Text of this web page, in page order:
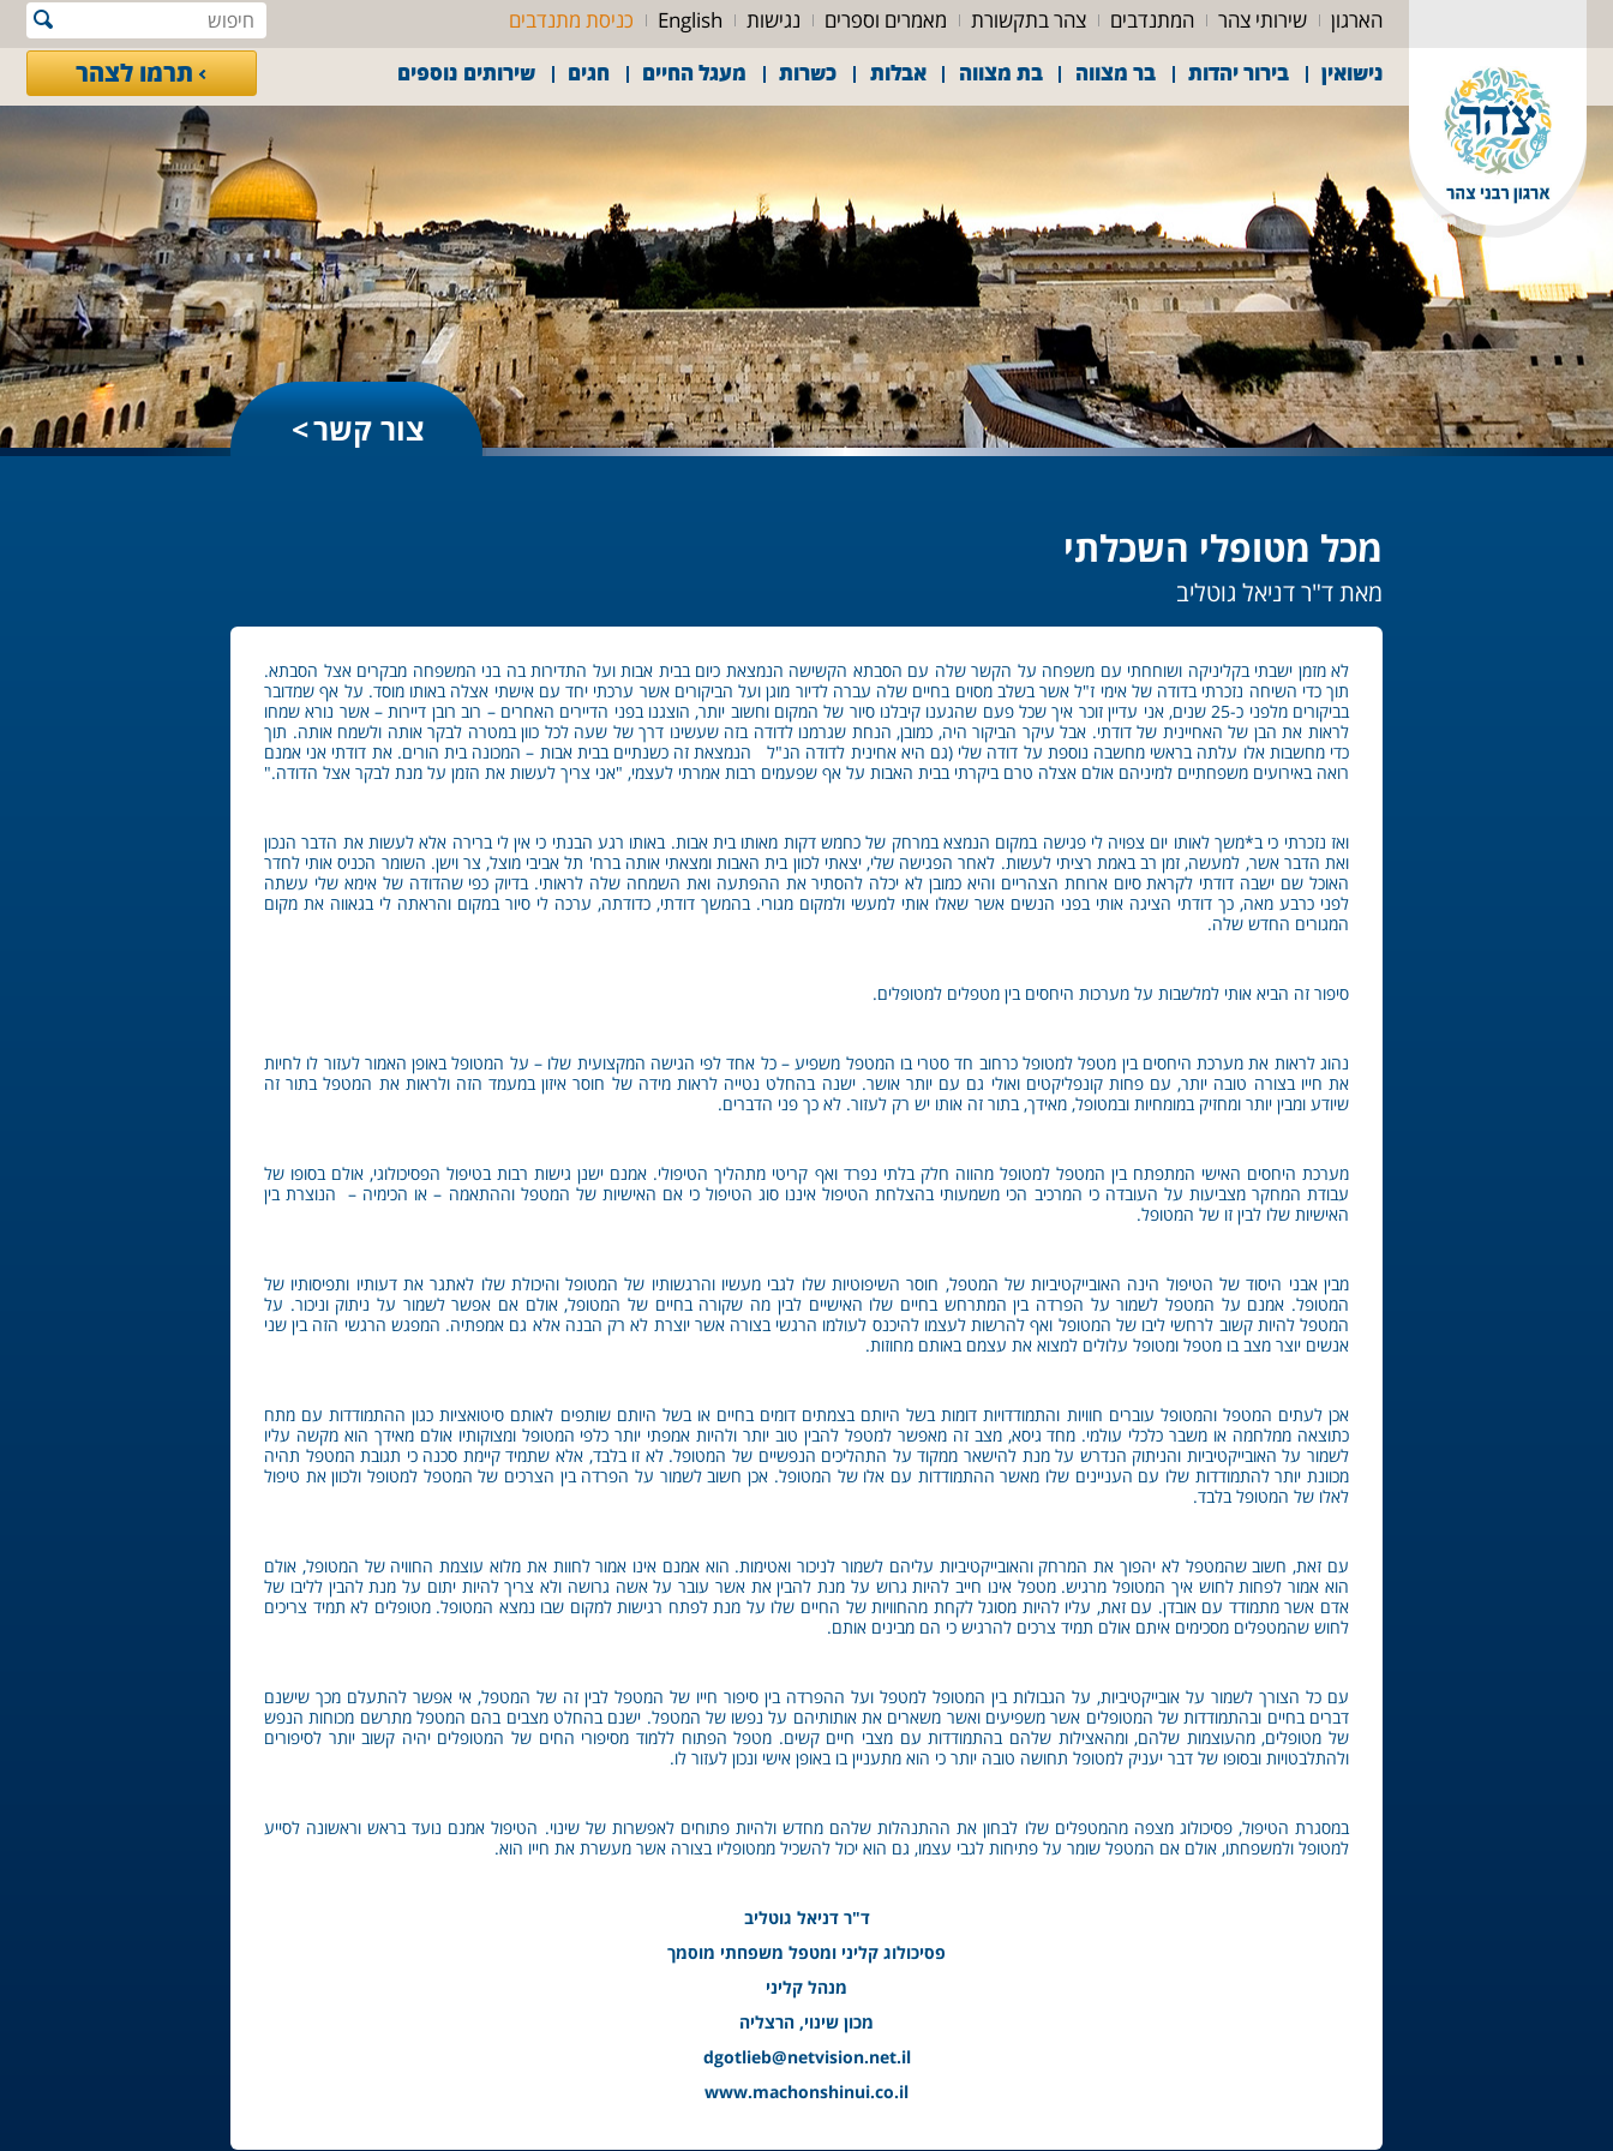
הארגון שירותי צהר המתנדבים צהר בתקשורת מאמרים וספרים נגישות English
כניסת מתנדבים
נישואין
בירור יהדות בר מצווה בת מצווה אבלות כשרות מעגל החיים חגים שירותים נוספים תרמו לצהר
צור קשר
מכל מטופלי השכלתי
מאת ד"ר דניאל גוטליב
לא מזמן ישבתי בקליניקה ושוחחתי עם משפחה על הקשר שלה עם הסבתא הקשישה הנמצאת כיום בבית אבות ועל התדירות בה בני המשפחה מבקרים אצל הסבתא.
תוך כדי השיחה נזכרתי בדודה של אימי ז"ל אשר בשלב מסוים בחיים שלה עברה לדיור מוגן ועל הביקורים אשר ערכתי יחד עם אישתי אצלה באותו מוסד. על אף שמדובר
בביקורים מלפני כ-25 שנים, אני עדיין זוכר איך שכל פעם שהגענו קיבלנו סיור של המקום וחשוב יותר, הוצגנו בפני הדיירים האחרים – רוב רובן דיירות – אשר נורא שמחו
לראות את הבן של האחיינית של דודתי. אבל עיקר הביקור היה, כמובן, הנחת שגרמנו לדודה בזה שעשינו דרך של שעה לכל כוון במטרה לבקר אותה ולשמח אותה. תוך
כדי מחשבות אלו עלתה בראשי מחשבה נוספת על דודה שלי (גם היא אחינית לדודה הנ"ל הנמצאת זה כשנתיים בבית אבות – המכונה בית הורים. את דודתי אני אמנם
רואה באירועים משפחתיים למיניהם אולם אצלה טרם ביקרתי בבית האבות על אף שפעמים רבות אמרתי לעצמי, "אני צריך לעשות את הזמן על מנת לבקר אצל הדודה."
ואז נזכרתי כי ב*משך לאותו יום צפויה לי פגישה במקום הנמצא במרחק של כחמש דקות מאותו בית אבות. באותו רגע הבנתי כי אין לי ברירה אלא לעשות את הדבר הנכון
ואת הדבר אשר, למעשה, זמן רב באמת רציתי לעשות. לאחר הפגישה שלי, יצאתי לכוון בית האבות ומצאתי אותה ברח' תל אביבי מוצל, צר וישן. השומר הכניס אותי לחדר
האוכל שם ישבה דודתי לקראת סיום ארוחת הצהריים והיא כמובן לא יכלה להסתיר את ההפתעה ואת השמחה שלה לראותי. בדיוק כפי שהדודה של אימא שלי עשתה
לפני כרבע מאה, כך דודתי הציגה אותי בפני הנשים אשר שאלו אותי למעשי ולמקום מגורי. בהמשך דודתי, כדודתה, ערכה לי סיור במקום והראתה לי בגאווה את מקום
המגורים החדש שלה.
סיפור זה הביא אותי למלשבות על מערכות היחסים בין מטפלים למטופלים.
נהוג לראות את מערכת היחסים בין מטפל למטופל כרחוב חד סטרי בו המטפל משפיע – כל אחד לפי הגישה המקצועית שלו – על המטופל באופן האמור לעזור לו לחיות
את חייו בצורה טובה יותר, עם פחות קונפליקטים ואולי גם עם יותר אושר. ישנה בהחלט נטייה לראות מידה של חוסר איזון במעמד הזה ולראות את המטפל בתור זה
שיודע ומבין יותר ומחזיק במומחיות ובמטופל, מאידך, בתור זה אותו יש רק לעזור. לא כך פני הדברים.
מערכת היחסים האישי המתפתח בין המטפל למטופל מהווה חלק בלתי נפרד ואף קריטי מתהליך הטיפולי. אמנם ישנן גישות רבות בטיפול הפסיכולוגי, אולם בסופו של
עבודת המחקר מצביעות על העובדה כי המרכיב הכי משמעותי בהצלחת הטיפול איננו סוג הטיפול כי אם האישיות של המטפל וההתאמה – או הכימיה – הנוצרת בין
האישיות שלו לבין זו של המטופל.
מבין אבני היסוד של הטיפול הינה האובייקטיביות של המטפל, חוסר השיפוטיות שלו לגבי מעשיו והרגשותיו של המטופל והיכולת שלו לאתגר את דעותיו ותפיסותיו של
המטופל. אמנם על המטפל לשמור על הפרדה בין המתרחש בחיים שלו האישיים לבין מה שקורה בחיים של המטופל, אולם אם אפשר לשמור על ניתוק וניכור. על
המטפל להיות קשוב לרחשי ליבו של המטופל ואף להרשות לעצמו להיכנס לעולמו הרגשי בצורה אשר יוצרת לא רק הבנה אלא גם אמפתיה. המפגש הרגשי הזה בין שני
אנשים יוצר מצב בו מטפל ומטופל עלולים למצוא את עצמם באותם מחוזות.
אכן לעתים המטפל והמטופל עוברים חוויות והתמודדויות דומות בשל היותם בצמתים דומים בחיים או בשל היותם שותפים לאותם סיטואציות כגון ההתמודדות עם מתח
כתוצאה ממלחמה או משבר כלכלי עולמי. מחד גיסא, מצב זה מאפשר למטפל להבין טוב יותר ולהיות אמפתי יותר כלפי המטופל ומצוקותיו אולם מאידך הוא מקשה עליו
לשמור על האובייקטיביות והניתוק הנדרש על מנת להישאר ממקוד על התהליכים הנפשיים של המטופל. לא זו בלבד, אלא שתמיד קיימת סכנה כי תגובת המטפל תהיה
מכוונת יותר להתמודדות שלו עם העניינים שלו מאשר ההתמודדות עם אלו של המטופל. אכן חשוב לשמור על הפרדה בין הצרכים של המטפל למטופל ולכוון את טיפול
לאלו של המטופל בלבד.
עם זאת, חשוב שהמטפל לא יהפוך את המרחק והאובייקטיביות עליהם לשמור לניכור ואטימות. הוא אמנם אינו אמור לחוות את מלוא עוצמת החוויה של המטופל, אולם
הוא אמור לפחות לחוש איך המטופל מרגיש. מטפל אינו חייב להיות גרוש על מנת להבין את אשר עובר על אשה גרושה ולא צריך להיות יתום על מנת להבין לליבו של
אדם אשר מתמודד עם אובדן. עם זאת, עליו להיות מסוגל לקחת מהחוויות של החיים שלו על מנת לפתח רגישות למקום שבו נמצא המטופל. מטופלים לא תמיד צריכים
לחוש שהמטפלים מסכימים איתם אולם תמיד צרכים להרגיש כי הם מבינים אותם.
עם כל הצורך לשמור על אובייקטיביות, על הגבולות בין המטופל למטפל ועל ההפרדה בין סיפור חייו של המטפל לבין זה של המטפל, אי אפשר להתעלם מכך שישנם
דברים בחיים ובהתמודדות של המטופלים אשר משפיעים ואשר משארים את אותותיהם על נפשו של המטפל. ישנם בהחלט מצבים בהם המטפל מתרשם מכוחות הנפש
של מטופלים, מהעוצמות שלהם, ומהאצילות שלהם בהתמודדות עם מצבי חיים קשים. מטפל הפתוח ללמוד מסיפורי החים של המטופלים יהיה קשוב יותר לסיפורים
ולהתלבטויות ובסופו של דבר יעניק למטופל תחושה טובה יותר כי הוא מתעניין בו באופן אישי ונכון לעזור לו.
במסגרת הטיפול, פסיכולוג מצפה מהמטפלים שלו לבחון את ההתנהלות שלהם מחדש ולהיות פתוחים לאפשרות של שינוי. הטיפול אמנם נועד בראש וראשונה לסייע
למטופל ולמשפחתו, אולם אם המטפל שומר על פתיחות לגבי עצמו, גם הוא יכול להשכיל ממטופליו בצורה אשר מעשרת את חייו הוא.
ד"ר דניאל גוטליב
פסיכולוג קליני ומטפל משפחתי מוסמך
מנהל קליני
מכון שינוי, הרצליה
dgotlieb@netvision.net.il
www.machonshinui.co.il